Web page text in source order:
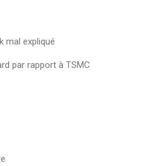
mal expliqué
par rapport à TSMC